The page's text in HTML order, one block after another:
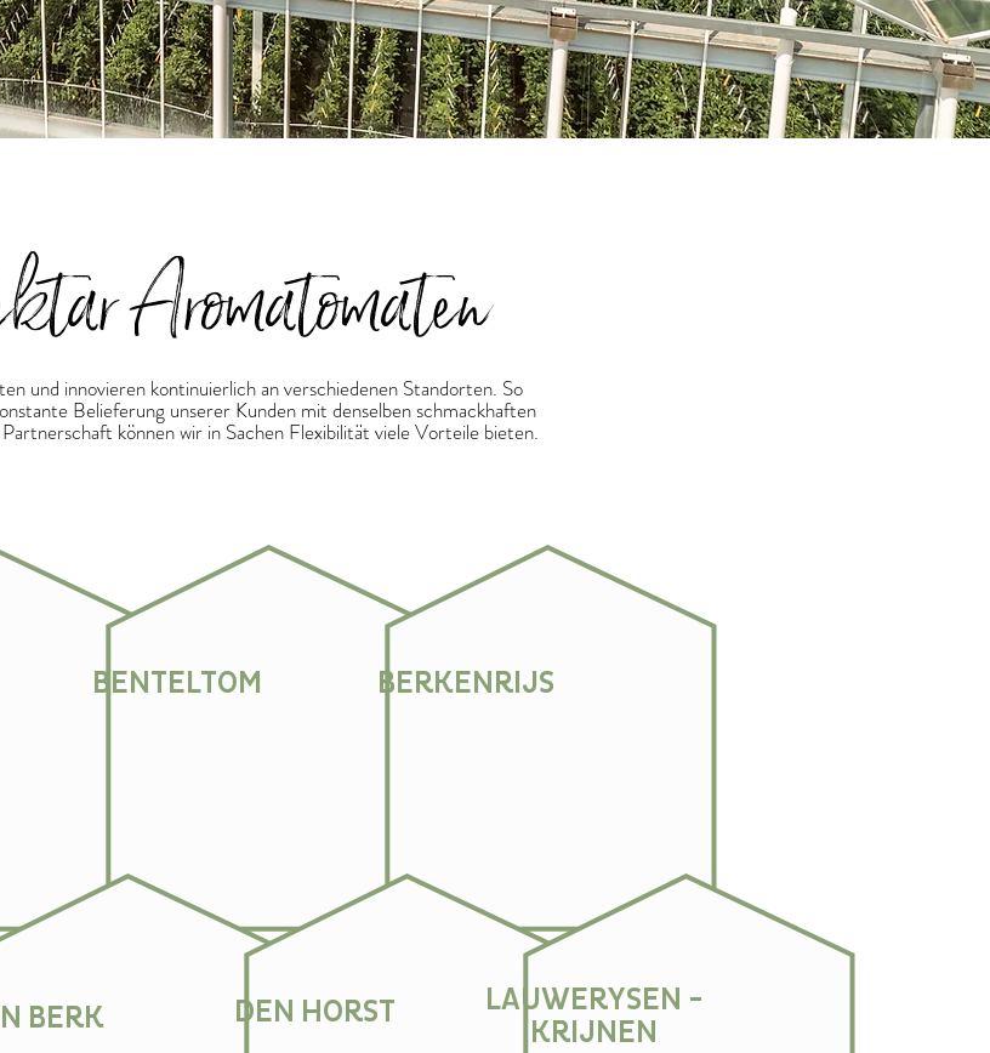
Aromatomaten
und innovieren kontinuierlich an verschiedenen Standorten. So
Belieferung unserer Kunden mit denselben schmackhaften
können wir in Sachen Flexibilität viele Vorteile bieten.
BENTELTOM BERKENRIJS
BERK DEN HORST
LAUWERYSEN -
KRIJNEN